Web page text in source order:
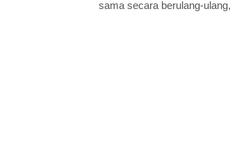
sama secara berulang-